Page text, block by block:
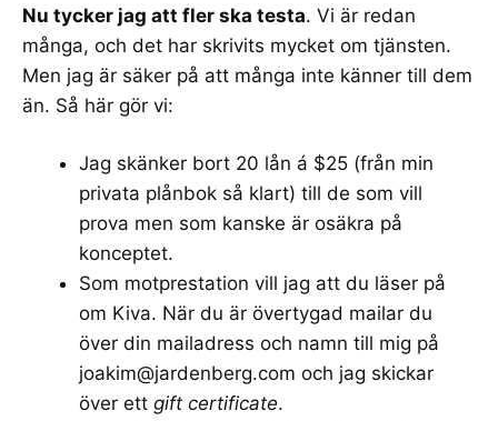
Nu tycker jag att fler ska testa. Vi är redan
många, och det har skrivits mycket om tjänsten.
Men jag är säker på att många inte känner till dem
än. Så här gör vi:
Jag skänker bort 20 lån á $25 (från min
privata plånbok så klart) till de som vill
prova men som kanske är osäkra på
konceptet.
Som motprestation vill jag att du läser på
om Kiva. När du är övertygad mailar du
över din mailadress och namn till mig på
joakim@jardenberg.com och jag skickar
över ett gift certificate.